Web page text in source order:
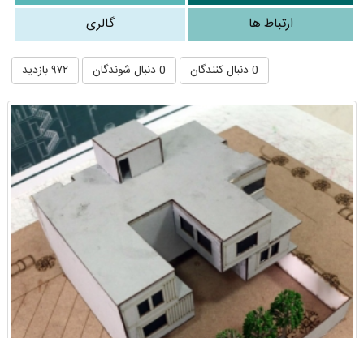
ارتباط ها
گالری
0 دنبال کنندگان 0 دنبال شوندگان ۹۷۲ بازدید